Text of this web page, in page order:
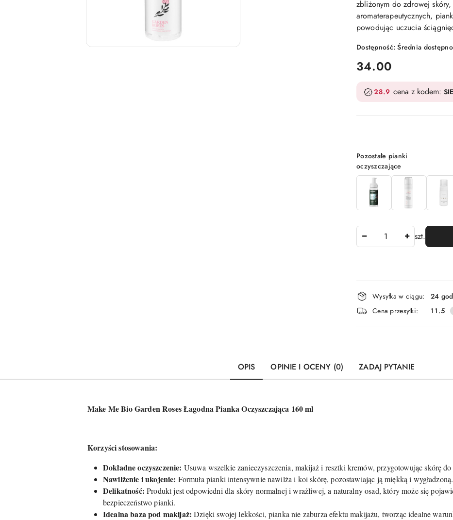
zbliżonym do zdrowej
aromaterapeutycznych,
powodując uczucia
Dostępność:Średnia
cena:
34.00
28.9 cena z kodem:
Wariant
Pozostałe pianki
oczyszczające
szt.
Dostępność
i
dostawa
Wysyłka w ciągu:
24
Cena przesyłki:
11.5
OPIS OPINIE I OCENY (0) ZADAJ PYTANIE
Make Me Bio Garden Roses Łagodna Pianka Oczyszczająca 160 ml
Korzyści stosowania:
Dokładne oczyszczenie: Usuwa wszelkie zanieczyszczenia, makijaż i resztki kremów, przygotowując skórę
Nawilżenie i ukojenie: Formuła pianki intensywnie nawilża i koi skórę, pozostawiając ją miękką i wygładzoną.
Delikatność: Produkt jest odpowiedni dla skóry normalnej i wrażliwej, a naturalny osad, który może się
bezpieczeństwo pianki.
Idealna baza pod makijaż: Dzięki swojej lekkości, pianka nie zaburza efektu makijażu, tworząc idealne